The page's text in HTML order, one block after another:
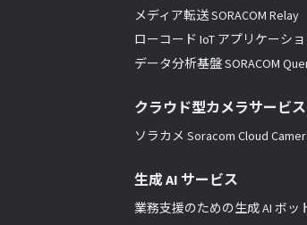
メディア転送 SORACOM Relay
ローコード IoT アプリケーショ
データ分析基盤 SORACOM
クラウド型カメラサービス
ソラカメ Soracom Cloud
生成 AI サービス
業務支援のための生成 AI ボッ